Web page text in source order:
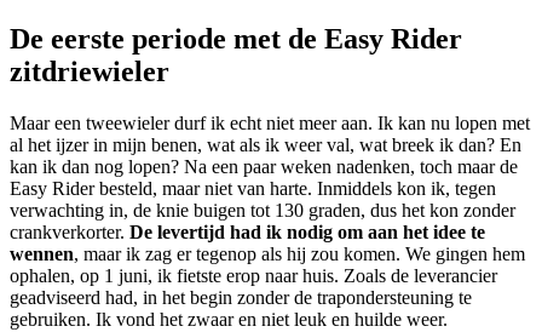
De eerste periode met de Easy Rider
zitdriewieler
Maar een tweewieler durf ik echt niet meer aan. Ik kan nu lopen met
al het ijzer in mijn benen, wat als ik weer val, wat breek ik dan? En
kan ik dan nog lopen? Na een paar weken nadenken, toch maar de
Easy Rider besteld, maar niet van harte. Inmiddels kon ik, tegen
verwachting in, de knie buigen tot 130 graden, dus het kon zonder
crankverkorter. De levertijd had ik nodig om aan het idee te
wennen, maar ik zag er tegenop als hij zou komen. We gingen hem
ophalen, op 1 juni, ik fietste erop naar huis. Zoals de leverancier
geadviseerd had, in het begin zonder de trapondersteuning te
gebruiken. Ik vond het zwaar en niet leuk en huilde weer.